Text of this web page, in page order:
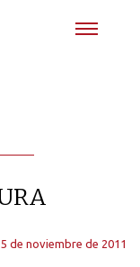
de noviembre de 2011